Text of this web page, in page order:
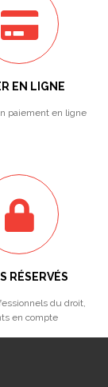
EN LIGNE
paiement en ligne
RÉSERVÉS
du droit,
en compte